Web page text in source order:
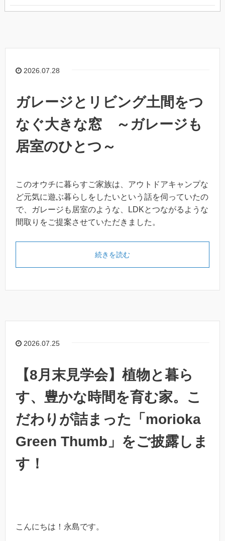
2026.07.28
ガレージとリビング土間をつ
なぐ大きな窓 ～ガレージも
居室のひとつ～
このオウチに暮らすご家族は、アウトドアキャンプな
ど元気に遊ぶ暮らしをしたいという話を伺っていたの
で、ガレージも居室のような、LDKとつながるような
間取りをご提案させていただきました。
続きを読む
2026.07.25
【8月末見学会】植物と暮ら
す、豊かな時間を育む家。こ
だわりが詰まった「morioka
Green Thumb」をご披露しま
す！
こんにちは！永島です。